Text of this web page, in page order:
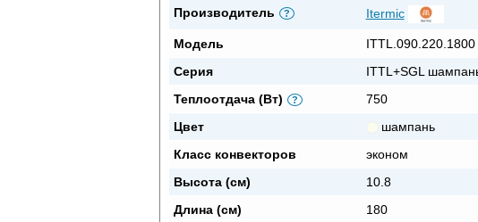
Производитель ? Itermic
Модель
Серия
ITTL+SGL
Теплоотдача (Вт)
?
750
Цвет
шампань
Класс конвекторов
эконом
Высота (см)
10.8
Длина (см)
180